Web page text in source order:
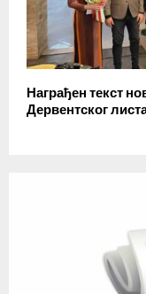
Награђен текст
Дервентског